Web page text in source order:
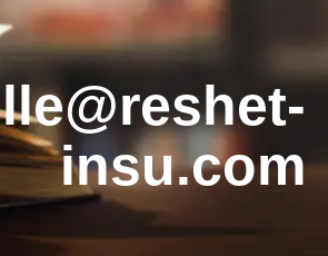
insu.com